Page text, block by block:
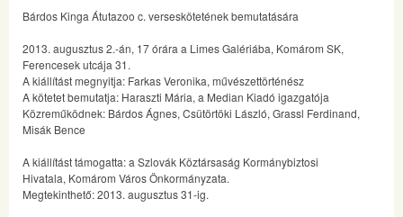
Bárdos Kinga Átutazoo c. verseskötetének bemutatására
2013. augusztus 2.-án, 17 órára a Limes Galériába, Komárom SK,
Ferencesek utcája 31.
A kiállítást megnyitja: Farkas Veronika, művészettörténész
A kötetet bemutatja: Haraszti Mária, a Median Kiadó igazgatója
Közreműködnek: Bárdos Ágnes, Csütörtöki László, Grassl Ferdinand,
Misák Bence
A kiállítást támogatta: a Szlovák Köztársaság Kormánybiztosi
Hivatala, Komárom Város Önkormányzata.
Megtekinthető: 2013. augusztus 31-ig.